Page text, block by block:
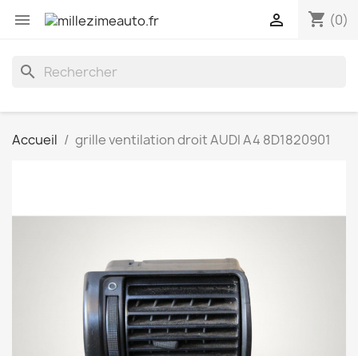
 shopping_cart (0)

search
Accueil grille ventilation droit AUDI A4 8D1820901